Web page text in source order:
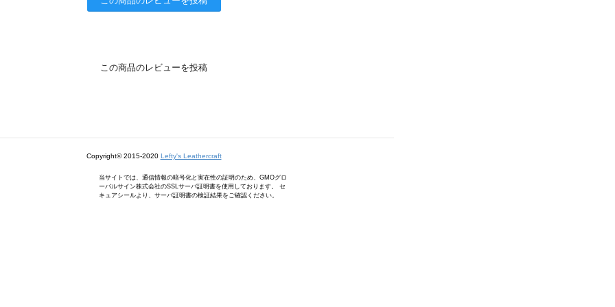
この商品のレビューを投稿
Copyright© 2015-2020 Lefty's Leathercraft
当サイトでは、通信情報の暗号化と実在性の証明のため、GMOグロ
ーバルサイン株式会社のSSLサーバ証明書を使用しております。 セ
キュアシールより、サーバ証明書の検証結果をご確認ください。